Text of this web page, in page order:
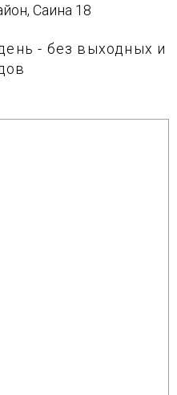
Саина 18
- без выходных и